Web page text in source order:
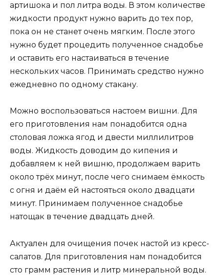
артишока и пол литра воды. В этом количестве
жидкости продукт нужно варить до тех пор,
пока он не станет очень мягким. После этого
нужно будет процедить полученное снадобье
и оставить его настаиваться в течение
нескольких часов. Принимать средство нужно
ежедневно по одному стакану.
Можно воспользоваться настоем вишни. Для
его приготовления нам понадобится одна
столовая ложка ягод и двести миллилитров
воды. Жидкость доводим до кипения и
добавляем к ней вишню, продолжаем варить
около трёх минут, после чего снимаем ёмкость
с огня и даём ей настояться около двадцати
минут. Принимаем полученное снадобье
натощак в течение двадцать дней.
Актуален для очищения почек настой из кресс-
салатов. Для приготовления нам понадобится
сто грамм растения и литр минеральной воды.